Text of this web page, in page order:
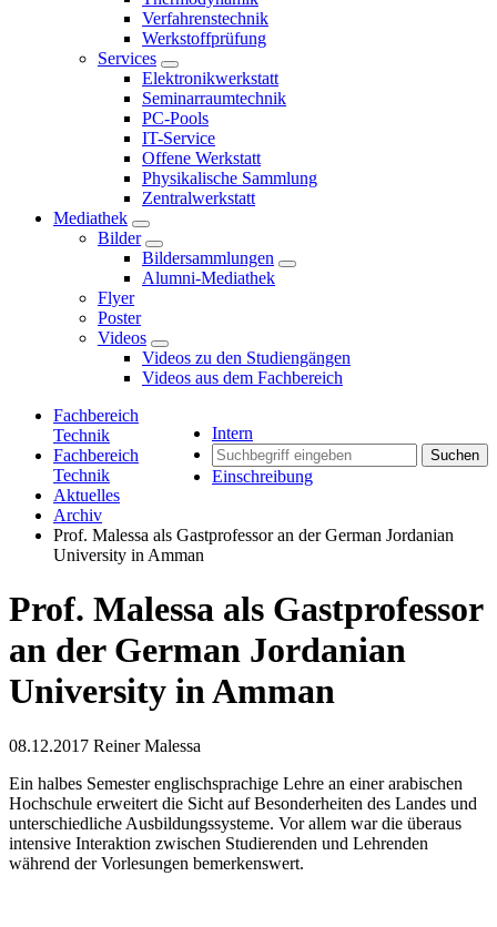
Verfahrenstechnik
Werkstoffprüfung
Services
Elektronikwerkstatt
Seminarraumtechnik
PC-Pools
IT-Service
Offene Werkstatt
Physikalische Sammlung
Zentralwerkstatt
Mediathek
Bilder
Bildersammlungen
Alumni-Mediathek
Flyer
Poster
Videos
Videos zu den Studiengängen
Videos aus dem Fachbereich
Intern
Suchen
Einschreibung
Fachbereich
Technik
Fachbereich
Technik
Aktuelles
Archiv
Prof. Malessa als Gastprofessor an der German Jordanian
University in Amman
Prof. Malessa als Gastprofessor
an der German Jordanian
University in Amman
08.12.2017 Reiner Malessa
Ein halbes Semester englischsprachige Lehre an einer arabischen
Hochschule erweitert die Sicht auf Besonderheiten des Landes und
unterschiedliche Ausbildungssysteme. Vor allem war die überaus
intensive Interaktion zwischen Studierenden und Lehrenden
während der Vorlesungen bemerkenswert.